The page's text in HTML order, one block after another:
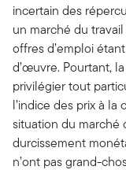
incertain des
un marché du
offres d’emploi
d’œuvre. Pourtant,
privilégier tout
l’indice des prix à
situation du marché
durcissement
n’ont pas grand-